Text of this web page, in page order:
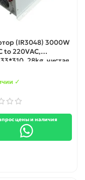
(IR3048) 3000W
to 220VAC,
28kg, чистая
✓
цены и наличия